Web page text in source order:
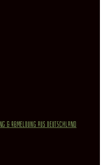
& Abmeldung aus Deutschland